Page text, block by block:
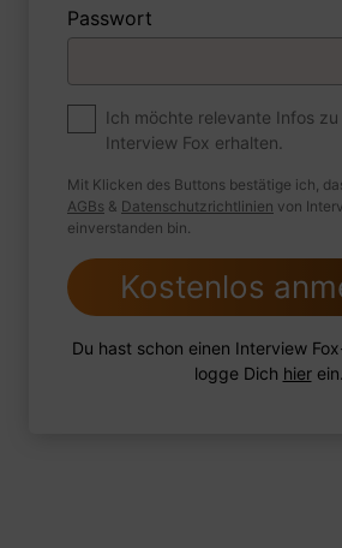
1 FoxTipp
Premium
Zum Job
Wie sind Sie mit einer Situation
umgegangen, in der Sie einen
leistungsschwachen
1 FoxTipp Antwort schreiben
Passwort
Ich möchte relevante Infos
Interview Fox erhalten.
Mit Klicken des Buttons bestätige ich,
AGBs & Datenschutzrichtlinien von
einverstanden bin.
Kostenlos
Du hast schon einen Interview
logge Dich hierein.